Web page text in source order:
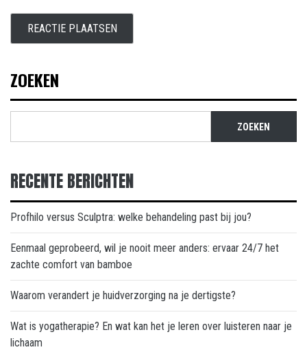
ZOEKEN
ZOEKEN
RECENTE BERICHTEN
Profhilo versus Sculptra: welke behandeling past bij jou?
Eenmaal geprobeerd, wil je nooit meer anders: ervaar 24/7 het
zachte comfort van bamboe
Waarom verandert je huidverzorging na je dertigste?
Wat is yogatherapie? En wat kan het je leren over luisteren naar je
lichaam